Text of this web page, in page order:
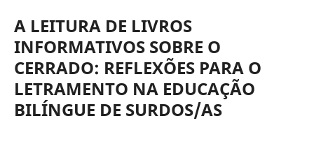
A LEITURA DE LIVROS
INFORMATIVOS SOBRE O
CERRADO: REFLEXÕES PARA O
LETRAMENTO NA EDUCAÇÃO
BILÍNGUE DE SURDOS/AS